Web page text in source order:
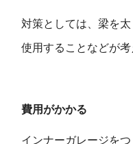
対策としては、梁を
使用することなどが考
費用がかかる
インナーガレージを